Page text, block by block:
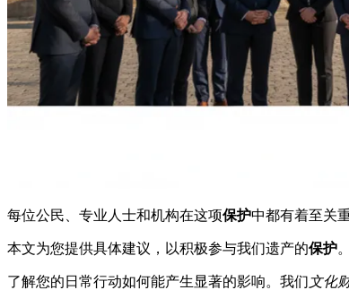
每位公民、专业人士和机构在这项保护中都有着至关
本文为您提供具体建议，以积极参与我们遗产的保护
了解您的日常行动如何能产生显著的影响。我们文化